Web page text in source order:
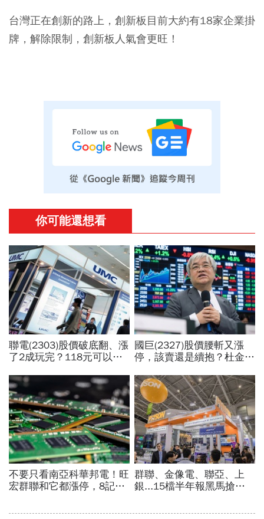
台灣正在創新的路上，創新板目前大約有18家企業掛
牌，解除限制，創新板人氣會更旺！